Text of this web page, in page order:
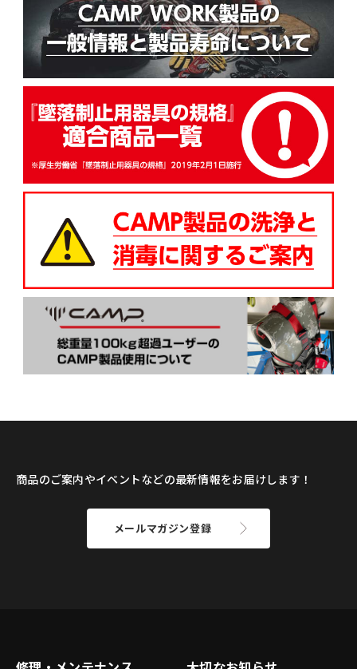
商品のご案内やイベントなどの最新情報をお届けします！
メールマガジン登録